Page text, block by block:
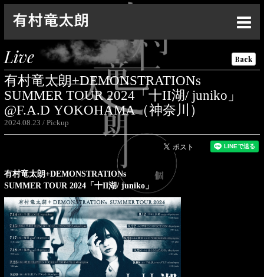
Top
News
Live
Media
Profile
Discography
Goods
Contact
Special
Live Back
有村竜太朗+DEMONSTRATIONs
SUMMER TOUR 2024「十II湖/ juniko」
@F.A.D YOKOHAMA（神奈川）
2024.08.23 Pickup
有村竜太朗+DEMONSTRATIONs
SUMMER TOUR 2024「十II湖/ juniko」